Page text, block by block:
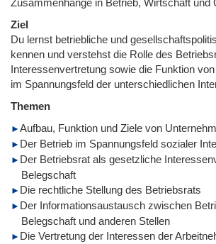
Ziel
Du lernst betriebliche und
kennen und verstehst die Rolle des
Interessenvertretung sowie die Funktion
im Spannungsfeld der unterschiedlichen
Themen
Aufbau, Funktion und Ziele von
Der Betrieb im Spannungsfeld sozialer
Der Betriebsrat als gesetzliche
Belegschaft
Die rechtliche Stellung des Betriebsrats
Der Informationsaustausch zwischen
Belegschaft und anderen Stellen
Die Vertretung der Interessen der